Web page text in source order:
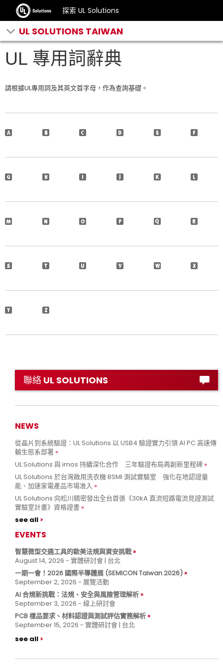
探索 UL Solutions
UL SOLUTIONS TAIWAN
UL 專用詞辭典
請根據UL專用詞及其英文首字母，作為查詢基礎。
聯絡 UL SOLUTIONS
NEWS
從晶片到系統驗證：UL Solutions 以 USB4 驗證實力引領 AI PC 高速傳
輸生態系部署
UL Solutions 與 imos 持續深化合作 三年驗證布局再創新里程碑
UL Solutions 於台灣啟用洗衣機 BSMI 測試實驗室 強化在地認證量
能、加速家電產品市場准入
UL Solutions 向松川精密發出全台首張《30kA 直流短路電流見證測試
實驗室計畫》資格證書
see all
EVENTS
智慧微型交通工具的歐美法規與資安挑戰
August 14, 2026 - 實體研討會 | 台北
一期一會！2026 國際半導體展 (SEMICON Taiwan 2026)
September 2, 2026 - 展覽活動
AI 合規新挑戰：法規、安全與風險管理解析
September 3, 2026 - 線上研討會
PCB 樣品要求、材料認證與測試評估實務解析
September 15, 2026 - 實體研討會 | 台北
see all